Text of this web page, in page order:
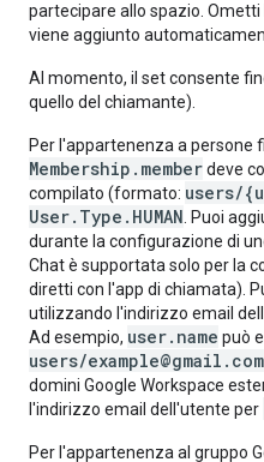
partecipare allo spazio.
viene aggiunto
Al momento, il set consente
quello del chiamante).
Per l'appartenenza a persone
Membership.memberdeve
compilato (formato: users/
User.Type.HUMAN . Puoi
durante la configurazione di
Chat è supportata solo per la
diretti con l'app di chiamata).
utilizzando l'indirizzo email
Ad esempio, user.name può
users/example@gmail.com
domini Google Workspace
l'indirizzo email dell'utente per
Per l'appartenenza al gruppo